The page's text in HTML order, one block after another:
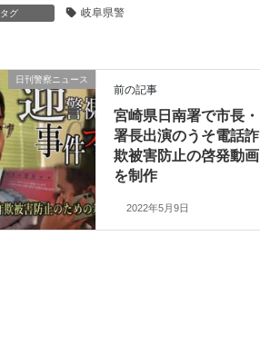
タグ 岐阜県警
日刊警察ニュース
前の記事
宮崎県日南署で市長・
署長出演のうそ電話詐
欺被害防止の啓発動画
を制作
2022年5月9日